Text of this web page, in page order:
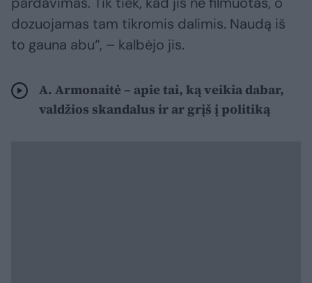
dozuojamas tam tikromis dalimis. Naudą iš
to gauna abu“, – kalbėjo jis.
A. Armonaitė – apie tai, ką veikia dabar,
valdžios skandalus ir ar grįš į politiką